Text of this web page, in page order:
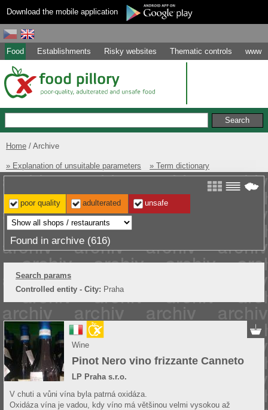
Download the mobile application
Food Establishments Risky websites Thematic controls www
Home Archive
» Explanation of unsuitable parameters » Term dictionary
poor quality adulterated unsafe
Found in archive (616)
Search params
Controlled entity - City: Praha
Wine
Pinot Nero vino frizzante Canneto
LP Praha s.r.o.
V chuti a vůni vína byla patrná oxidáza.
Oxidáza vína je vadou, kdy víno má většinou velmi vysokou až